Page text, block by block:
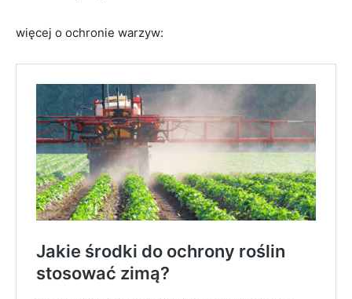
więcej o ochronie warzyw: